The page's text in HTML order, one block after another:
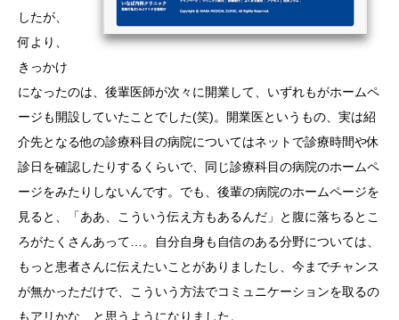
したが、
何より、
きっかけ
になったのは、後輩医師が次々に開業して、いずれもがホームペ
ージも開設していたことでした(笑)。開業医というもの、実は紹
介先となる他の診療科目の病院についてはネットで診療時間や休
診日を確認したりするくらいで、同じ診療科目の病院のホームペ
ージをみたりしないんです。でも、後輩の病院のホームページを
見ると、「ああ、こういう伝え方もあるんだ」と腹に落ちるとこ
ろがたくさんあって…。自分自身も自信のある分野については、
もっと患者さんに伝えたいことがありましたし、今までチャンス
が無かっただけで、こういう方法でコミュニケーションを取るの
もアリかな、と思うようになりました。